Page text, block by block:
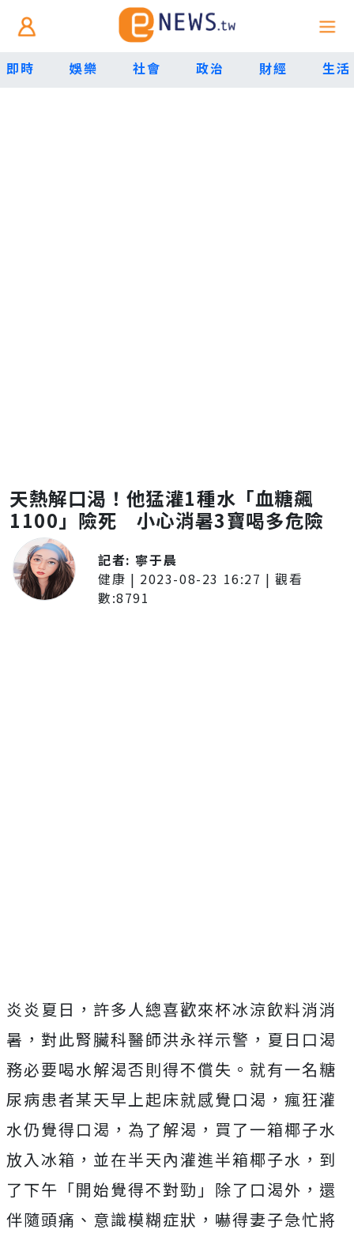
即時 娛樂 社會 政治 財經 生活
天熱解口渴！他猛灌1種水「血糖飆
1100」險死 小心消暑3寶喝多危險
記者: 寧于晨
健康 | 2023-08-23 16:27 | 觀看
數:8791
炎炎夏日，許多人總喜歡來杯冰涼飲料消消
暑，對此腎臟科醫師洪永祥示警，夏日口渴
務必要喝水解渴否則得不償失。就有一名糖
尿病患者某天早上起床就感覺口渴，瘋狂灌
水仍覺得口渴，為了解渴，買了一箱椰子水
放入冰箱，並在半天內灌進半箱椰子水，到
了下午「開始覺得不對勁」除了口渴外，還
伴隨頭痛、意識模糊症狀，嚇得妻子急忙將